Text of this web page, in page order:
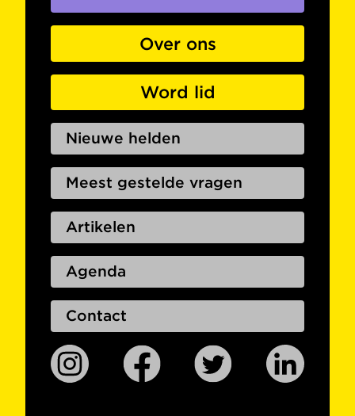
Over ons
Word lid
Nieuwe helden
Meest gestelde vragen
Artikelen
Agenda
Contact